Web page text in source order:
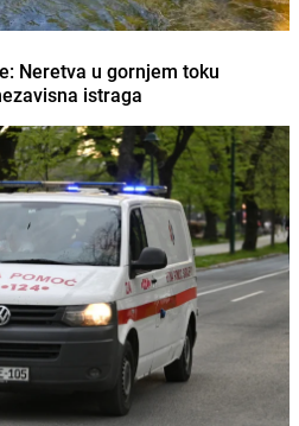
Neretva u gornjem toku
istraga